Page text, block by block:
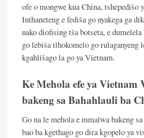
ofe o mongwe kua China, tshepedišo
Inthaneteng e fediša go nyakega ga
nako diofising tša botseta, e dumelela
go lebiša tlhokomelo go rulaganyeng
kgahlišago la go ya Vietnam.
Ke Mehola efe ya Vietnam
bakeng sa Bahahlauli ba
Go na le mehola e mmalwa bakeng
bao ba kgethago go dira kgopelo ya